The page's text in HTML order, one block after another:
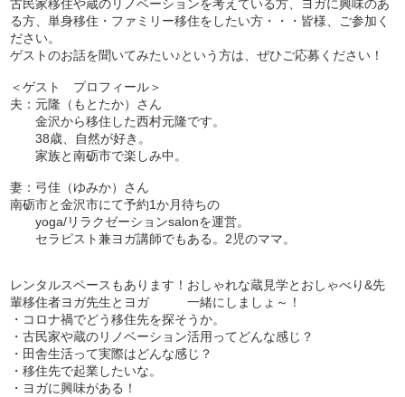
古民家移住や蔵のリノベーションを考えている方、ヨガに興味のあ
る方、単身移住・ファミリー移住をしたい方・・・皆様、ご参加く
ださい。
ゲストのお話を聞いてみたい♪という方は、ぜひご応募ください！
＜ゲスト プロフィール＞
夫：元隆（もとたか）さん
金沢から移住した西村元隆です。
38歳、自然が好き。
家族と南砺市で楽しみ中。
妻：弓佳（ゆみか）さん
南砺市と金沢市にて予約1か月待ちの
yoga/リラクゼーションsalonを運営。
セラピスト兼ヨガ講師でもある。2児のママ。
レンタルスペースもあります！おしゃれな蔵見学とおしゃべり&先
輩移住者ヨガ先生とヨガ 一緒にしましょ～！
・コロナ禍でどう移住先を探そうか。
・古民家や蔵のリノベーション活用ってどんな感じ？
・田舎生活って実際はどんな感じ？
・移住先で起業したいな。
・ヨガに興味がある！